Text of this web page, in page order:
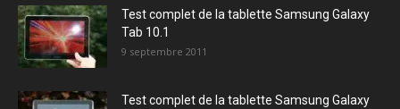
Test complet de la tablette Samsung Galaxy
Tab 10.1
9 septembre 2011
Test complet de la tablette Samsung Galaxy